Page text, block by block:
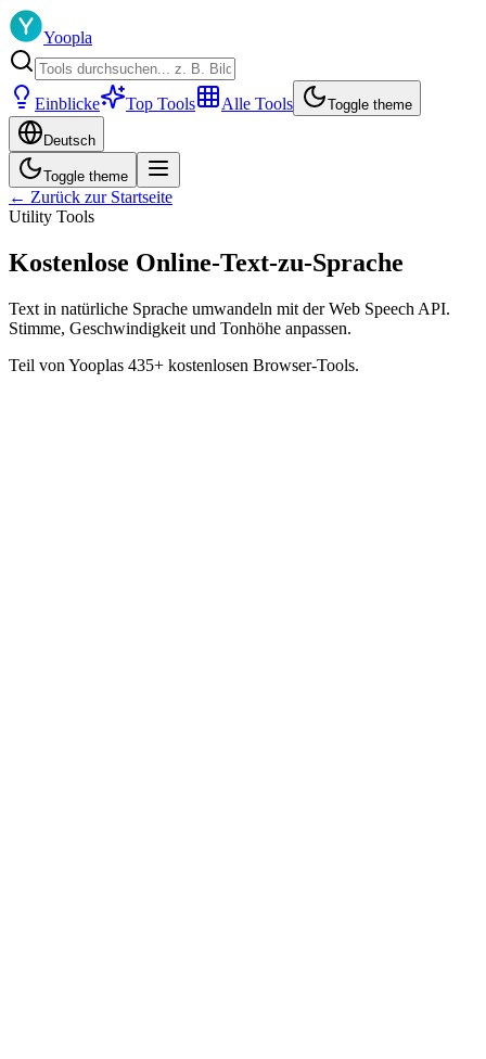
Yoopla
Einblicke Top Tools Alle Tools Toggle theme
Deutsch
Toggle theme
← Zurück zur Startseite
Utility Tools
Kostenlose Online-Text-zu-Sprache
Text in natürliche Sprache umwandeln mit der Web Speech API.
Stimme, Geschwindigkeit und Tonhöhe anpassen.
Teil von Yooplas 435+ kostenlosen Browser-Tools.